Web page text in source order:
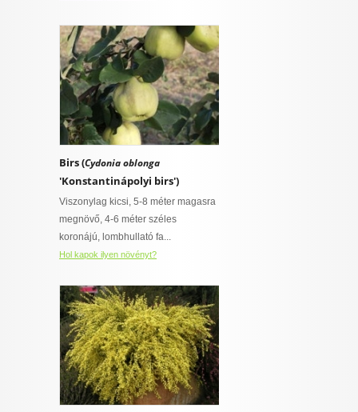
Birs (Cydonia oblonga
'Konstantinápolyi birs')
Viszonylag kicsi, 5-8 méter magasra
megnövő, 4-6 méter széles
koronájú, lombhullató fa...
Hol kapok ilyen növényt?